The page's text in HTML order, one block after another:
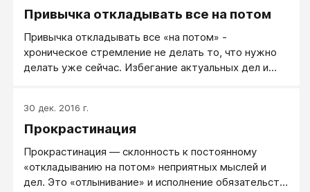
Привычка откладывать все на потом
Привычка откладывать все «на потом» -
хроническое стремление не делать то, что нужно
делать уже сейчас. Избегание актуальных дел и
невозможной или они (дела) перестанут быть
актуальными. Вредная привычка свойственна
30 дек. 2016 г.
Прокрастинация
Прокрастинация — склонность к постоянному
«откладыванию на потом» неприятных мыслей и
дел. Это «отлынивание» и исполнение обязательств